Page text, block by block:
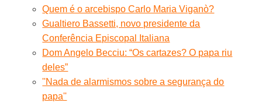
Quem é o arcebispo Carlo Maria Viganò?
Gualtiero Bassetti, novo presidente da
Conferência Episcopal Italiana
Dom Angelo Becciu: “Os cartazes? O papa riu
deles”
''Nada de alarmismos sobre a segurança do
papa''